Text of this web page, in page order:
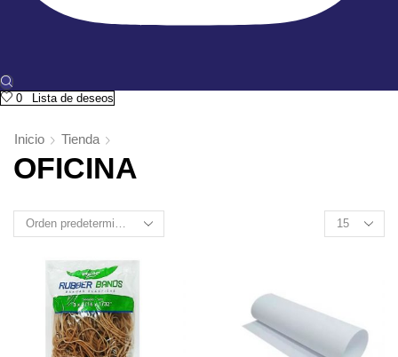
0 Lista de deseos
Inicio Tienda
OFICINA
Products
per